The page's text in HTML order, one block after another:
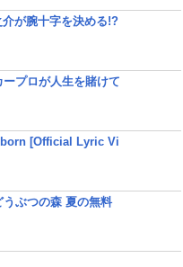
が腕十字を決める!?
ープロが人生を賭けて
[Official Lyric Vi
ぶつの森 夏の無料